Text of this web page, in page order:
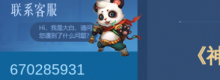
670285931